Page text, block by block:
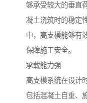
够承受较大的垂直
凝土浇筑时的稳定
中，高支模能够有
保障施工安全。
承载能力强
高支模系统在设计
包括混凝土自重、